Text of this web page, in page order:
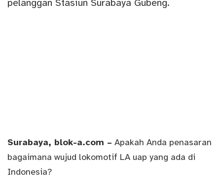
Surabaya, blok-a.com – Apakah Anda penasaran
bagaimana wujud lokomotif LA uap yang ada di
Indonesia?